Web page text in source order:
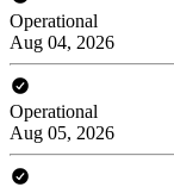
Operational
Aug 04, 2026
Operational
Aug 05, 2026